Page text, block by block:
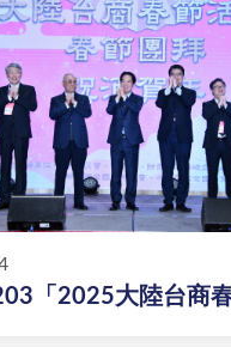
「2025大陸台商春